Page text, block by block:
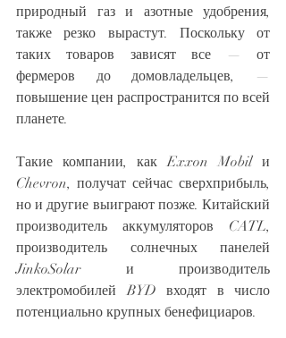
природный газ и азотные удобрения,
также резко вырастут. Поскольку от
таких товаров зависят все — от
фермеров до домовладельцев, —
повышение цен распространится по всей
планете.
Такие компании, как Exxon Mobil и
Chevron, получат сейчас сверхприбыль,
но и другие выиграют позже. Китайский
производитель аккумуляторов CATL,
производитель солнечных панелей
JinkoSolar и производитель
электромобилей BYD входят в число
потенциально крупных бенефициаров.